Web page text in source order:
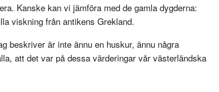
Kanske kan vi jämföra med de gamla dygderna:
viskning från antikens Grekland.
beskriver är inte ännu en huskur, ännu några
att det var på dessa värderingar vår västerländska